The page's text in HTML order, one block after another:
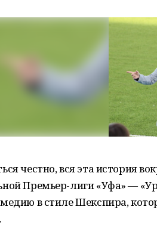
честно, вся эта история
Премьер-лиги «Уфа» —
в стиле Шекспира,